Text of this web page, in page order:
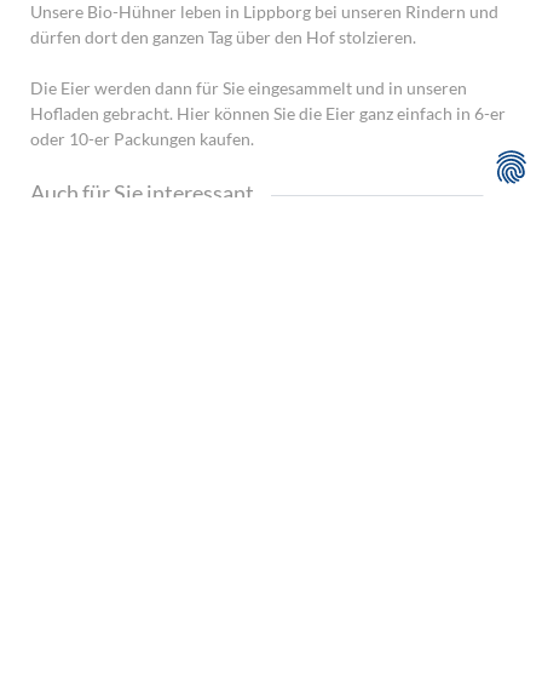
Unsere Bio-Hühner leben in Lippborg bei unseren Rindern und
dürfen dort den ganzen Tag über den Hof stolzieren.
Die Eier werden dann für Sie eingesammelt und in unseren
Hofladen gebracht. Hier können Sie die Eier ganz einfach in 6-er
oder 10-er Packungen kaufen.
Auch für Sie interessant